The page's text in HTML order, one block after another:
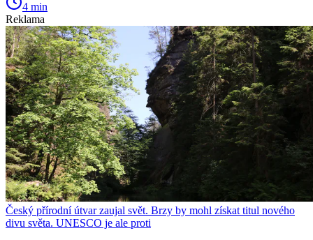
4 min
Reklama
Český přírodní útvar zaujal svět. Brzy by mohl získat titul nového
divu světa. UNESCO je ale proti